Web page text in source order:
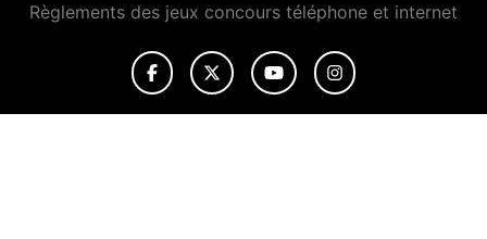
Règlements des jeux concours téléphone et internet